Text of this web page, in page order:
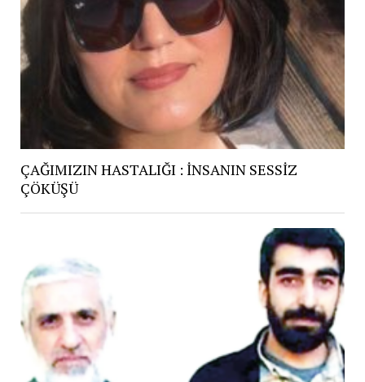
ÇAĞIMIZIN HASTALIĞI : İNSANIN SESSİZ
ÇÖKÜŞÜ